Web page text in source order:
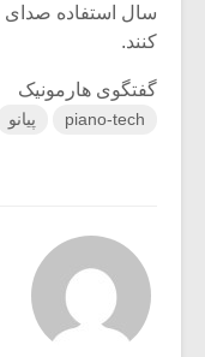
سال استفاده صدای
کنند.
گفتگوی هارمونیک
piano-tech پیانو